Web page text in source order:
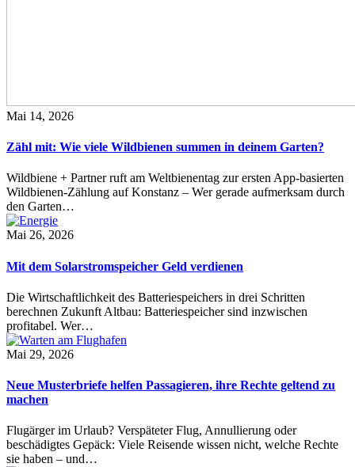
Mai 14, 2026
Zähl mit: Wie viele Wildbienen summen in deinem Garten?
Wildbiene + Partner ruft am Weltbienentag zur ersten App-basierten
Wildbienen-Zählung auf Konstanz – Wer gerade aufmerksam durch
den Garten…
Mai 26, 2026
Mit dem Solarstromspeicher Geld verdienen
Die Wirtschaftlichkeit des Batteriespeichers in drei Schritten
berechnen Zukunft Altbau: Batteriespeicher sind inzwischen
profitabel. Wer…
Mai 29, 2026
Neue Musterbriefe helfen Passagieren, ihre Rechte geltend zu
machen
Flugärger im Urlaub? Verspäteter Flug, Annullierung oder
beschädigtes Gepäck: Viele Reisende wissen nicht, welche Rechte
sie haben – und…